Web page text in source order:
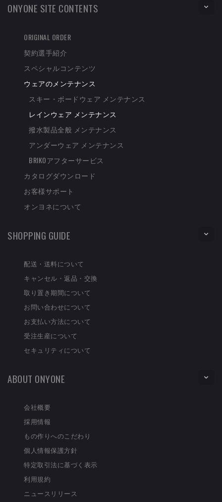
ONYONE SITE CONTENTS
ORIGINAL ORDER
契約選手紹介
スペシャルコンテンツ
ウェアのメンテナンス
スキー・ボードウェア メンテナンス
レインウェア メンテナンス
撥水製品全般 メンテナンス
アンダーウェア メンテナンス
BRIKOアフターサービス
カタログダウンロード
お客様サポート
オンヨネについて
SHOPPING GUIDE
配送・送料について
キャンセル・返品・交換
取り置き期間について
お問い合わせについて
お支払い方法について
受注生産について
セキュリティについて
ABOUT ONYONE
会社概要
採用情報
もの作りへのこだわり
個人情報保護方針
特定取引法に基づく表示
利用規約
ニュースリリース